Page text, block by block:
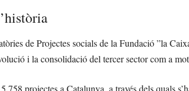
de Projectes socials de la Fundació ”la
i la consolidació del tercer sector com a
projectes a Catalunya, a través dels quals